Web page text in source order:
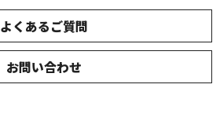
よくあるご質問
お問い合わせ